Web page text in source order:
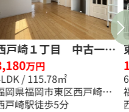
戸崎１丁目 中古一戸
☆仲介手数料半額
万円
4LDK / 115.78㎡
岡県福岡市東区西戸崎１
目
戸崎駅徒歩5分